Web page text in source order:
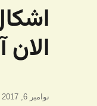
ارسال
نوامبر 6, 2017